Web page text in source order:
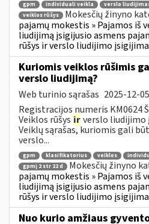
gpm individuali veikla verslo
veiklos rūšys
Mokesčių žinyno
pajamų mokestis » Pajamos iš
liudijimą įsigijusio asmens
rūšys ir verslo liudijimo
Kuriomis veiklos rūšimis
verslo liudijimą?
Web turinio sąrašas 2025-12-05
Registracijos numeris KM0624
Veiklos rūšys irverslo liudijimo
Veiklų sąrašas, kuriomis gali
verslo...
gpm klasifikatorius veiklos
gpmį 2 str 22 d
Mokesčių žinyno
pajamų mokestis » Pajamos iš
liudijimą įsigijusio asmens
rūšys ir verslo liudijimo
Nuo kurio amžiaus